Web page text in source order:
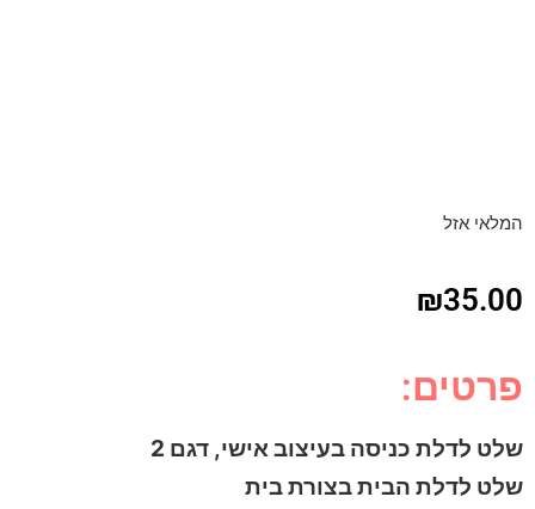
המלאי אזל
₪35.00
פרטים:
שלט לדלת כניסה בעיצוב אישי, דגם 2
שלט לדלת הבית בצורת בית